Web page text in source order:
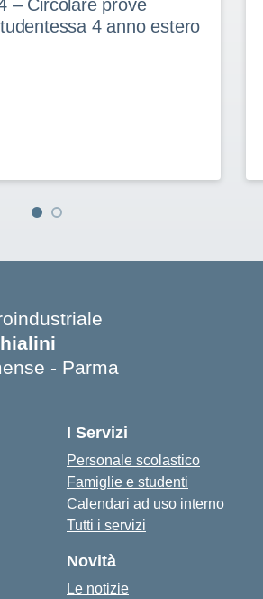
– Circolare prove
4 anno estero
- Parma
I Servizi
Personale scolastico
Famiglie e studenti
Calendari ad uso interno
Tutti i servizi
Novità
Le notizie